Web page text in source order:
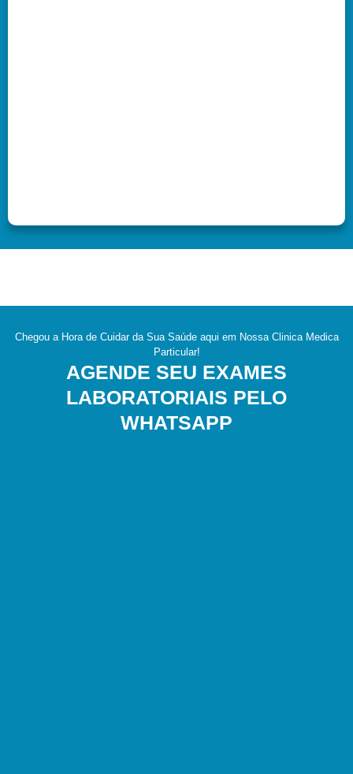
Chegou a Hora de Cuidar da Sua Saúde aqui em Nossa Clinica Medica
Particular!
AGENDE SEU EXAMES
LABORATORIAIS PELO
WHATSAPP